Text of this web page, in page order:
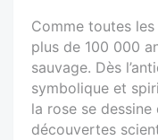
Comme toutes
plus de 100 000
sauvage. Dès
symbolique et
la rose se dessine
découvertes